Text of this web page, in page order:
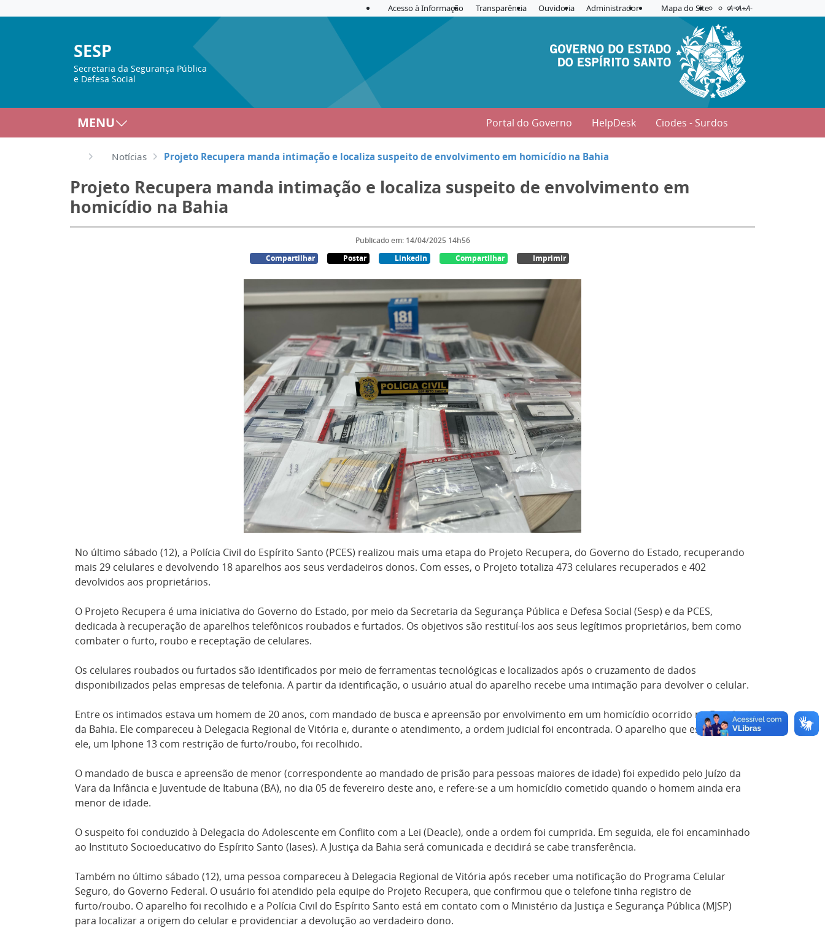
Acesso à Informação Transparência Ouvidoria Administrador Mapa do Site Acessibilidade
Aplicar contraste
A=A+A-
SESP
Secretaria da Segurança Pública
e Defesa Social
MENU Portal do Governo HelpDesk Ciodes - Surdos
Notícias Projeto Recupera manda intimação e localiza suspeito de envolvimento em homicídio na Bahia
Projeto Recupera manda intimação e localiza suspeito de envolvimento em
homicídio na Bahia
Publicado em: 14/04/2025 14h56
Compartilhar
Postar Linkedin Compartilhar Imprimir
No último sábado (12), a Polícia Civil do Espírito Santo (PCES) realizou mais uma etapa do Projeto Recupera, do Governo do Estado, recuperando
mais 29 celulares e devolvendo 18 aparelhos aos seus verdadeiros donos. Com esses, o Projeto totaliza 473 celulares recuperados e 402
devolvidos aos proprietários.
O Projeto Recupera é uma iniciativa do Governo do Estado, por meio da Secretaria da Segurança Pública e Defesa Social (Sesp) e da PCES,
dedicada à recuperação de aparelhos telefônicos roubados e furtados. Os objetivos são restituí-los aos seus legítimos proprietários, bem como
combater o furto, roubo e receptação de celulares.
Os celulares roubados ou furtados são identificados por meio de ferramentas tecnológicas e localizados após o cruzamento de dados
disponibilizados pelas empresas de telefonia. A partir da identificação, o usuário atual do aparelho recebe uma intimação para devolver o celular.
Entre os intimados estava um homem de 20 anos, com mandado de busca e apreensão por envolvimento em um homicídio ocorrido no Estado
da Bahia. Ele compareceu à Delegacia Regional de Vitória e, durante o atendimento, a ordem judicial foi encontrada. O aparelho que estava com
ele, um Iphone 13 com restrição de furto/roubo, foi recolhido.
O mandado de busca e apreensão de menor (correspondente ao mandado de prisão para pessoas maiores de idade) foi expedido pelo Juízo da
Vara da Infância e Juventude de Itabuna (BA), no dia 05 de fevereiro deste ano, e refere-se a um homicídio cometido quando o homem ainda era
menor de idade.
O suspeito foi conduzido à Delegacia do Adolescente em Conflito com a Lei (Deacle), onde a ordem foi cumprida. Em seguida, ele foi encaminhado
ao Instituto Socioeducativo do Espírito Santo (Iases). A Justiça da Bahia será comunicada e decidirá se cabe transferência.
Também no último sábado (12), uma pessoa compareceu à Delegacia Regional de Vitória após receber uma notificação do Programa Celular
Seguro, do Governo Federal. O usuário foi atendido pela equipe do Projeto Recupera, que confirmou que o telefone tinha registro de
furto/roubo. O aparelho foi recolhido e a Polícia Civil do Espírito Santo está em contato com o Ministério da Justiça e Segurança Pública (MJSP)
para localizar a origem do celular e providenciar a devolução ao verdadeiro dono.